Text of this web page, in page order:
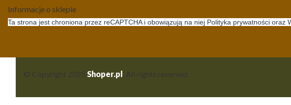
Informacje o sklepie
Ta strona jest chroniona przez reCAPTCHA i obowiązują na niej Polityka prywatności oraz
Shoper.pl